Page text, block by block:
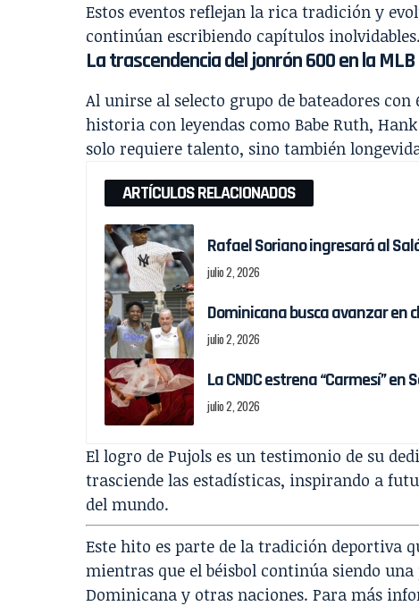
Estos eventos reflejan la rica tradición y
continúan escribiendo capítulos inolvidables.
La trascendencia del jonrón 600 en la MLB
Al unirse al selecto grupo de bateadores
historia con leyendas como Babe Ruth,
solo requiere talento, sino también
ARTÍCULOS RELACIONADOS
Rafael Soriano ingresará al
julio 2, 2026
Dominicana busca avanzar en
julio 2, 2026
La CNDC estrena “Carmesí”
julio 2, 2026
El logro de Pujols es un testimonio de su
trasciende las estadísticas, inspirando a
del mundo.
Este hito es parte de la tradición deportiva
mientras que el béisbol continúa siendo una
Dominicana y otras naciones. Para más